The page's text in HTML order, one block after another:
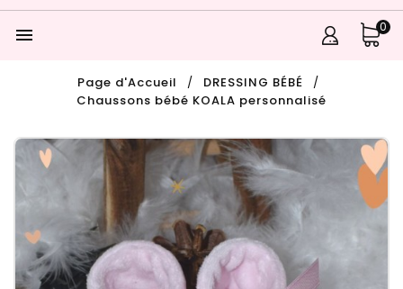
 0
Page d'Accueil
DRESSING BÉBÉ
Chaussons bébé KOALA personnalisé